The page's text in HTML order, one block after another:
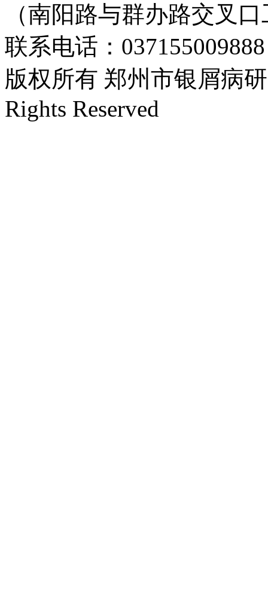
（南阳路与群办路交叉
联系电话：037155009888
版权所有 郑州市银屑病
Rights Reserved